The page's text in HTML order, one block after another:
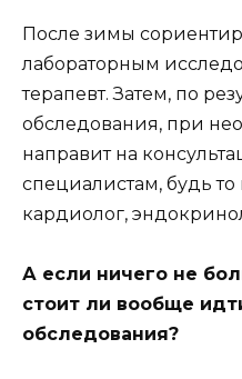
После зимы
лабораторным
терапевт. Затем, по
обследования, при
направит на
специалистам, будь
кардиолог,
А если ничего не
стоит ли вообще
обследования?